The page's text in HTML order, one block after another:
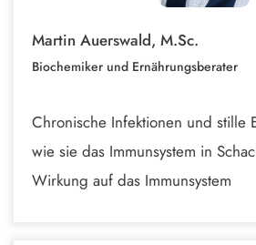
Martin Auerswald, M.Sc.
Biochemiker und Ernährungsberater
Chronische Infektionen und stille
wie sie das Immunsystem in
Wirkung auf das Immunsystem